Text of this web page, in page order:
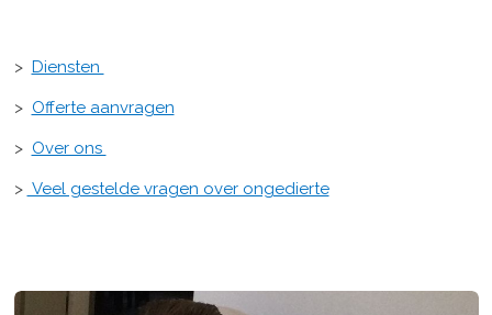
> Diensten
> Offerte aanvragen
> Over ons
> Veel gestelde vragen over ongedierte